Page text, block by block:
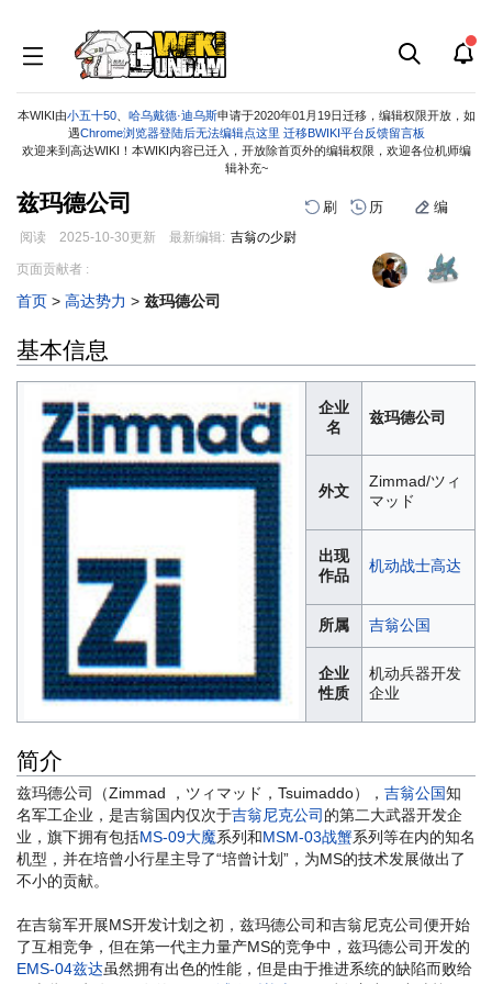
本WIKI由小五十50、 哈乌戴德·迪乌斯申请于2020年01月19日迁移，编辑权限开放，如
遇Chrome浏览器登陆后无法编辑点这里 迁移BWIKI平台反馈留言板
欢迎来到高达WIKI！本WIKI内容已迁入，开放除首页外的编辑权限，欢迎各位机师编
辑补充~
兹玛德公司 刷 历 编
阅读 2025-10-30更新 最新编辑: 吉翁の少尉
跳
导
跳
搜
页面贡献者 :
首页 > 高达势力 > 兹玛德公司
基本信息
企业
名
兹玛德公司
外文
Zimmad/ツィ
マッド
出现
作品
机动战士高达
所属 吉翁公国
企业
性质
机动兵器开发
企业
简介
兹玛德公司（Zimmad ，ツィマッド，Tsuimaddo）， 吉翁公国知
名军工企业，是吉翁国内仅次于吉翁尼克公司 的第二大武器开发企
业，旗下拥有包括MS-09大魔系列和MSM-03战蟹系列等在内的知名
机型，并在培曾小行星主导了“培曾计划”，为MS的技术发展做出了
不小的贡献。
在吉翁军开展MS开发计划之初，兹玛德公司和吉翁尼克公司便开始
了互相竞争，但在第一代主力量产MS的竞争中，兹玛德公司开发的
EMS-04兹达虽然拥有出色的性能，但是由于推进系统的缺陷而败给